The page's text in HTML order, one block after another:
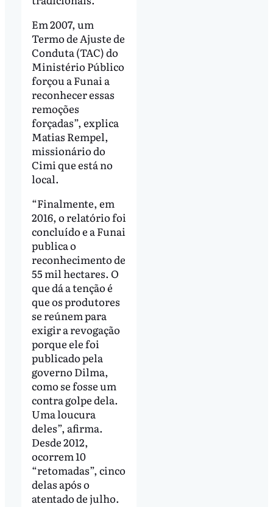
Em 2007, um
Termo de Ajuste de
Conduta (TAC) do
Ministério Público
forçou a Funai a
reconhecer essas
remoções
forçadas”, explica
Matias Rempel,
missionário do
Cimi que está no
local.
“Finalmente, em
2016, o relatório foi
concluído e a Funai
publica o
reconhecimento de
55 mil hectares. O
que dá a tenção é
que os produtores
se reúnem para
exigir a revogação
porque ele foi
publicado pela
governo Dilma,
como se fosse um
contra golpe dela.
Uma loucura
deles”, afirma.
Desde 2012,
ocorrem 10
“retomadas”, cinco
delas após o
atentado de julho.